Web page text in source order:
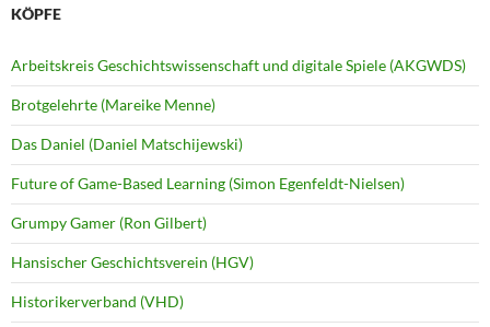
KÖPFE
Arbeitskreis Geschichtswissenschaft und digitale Spiele (AKGWDS)
Brotgelehrte (Mareike Menne)
Das Daniel (Daniel Matschijewski)
Future of Game-Based Learning (Simon Egenfeldt-Nielsen)
Grumpy Gamer (Ron Gilbert)
Hansischer Geschichtsverein (HGV)
Historikerverband (VHD)